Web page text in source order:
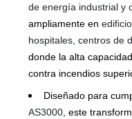
de energía industrial y
ampliamente en
hospitales, centros de
donde la alta
contra incendios
Diseñado para
AS3000 , este